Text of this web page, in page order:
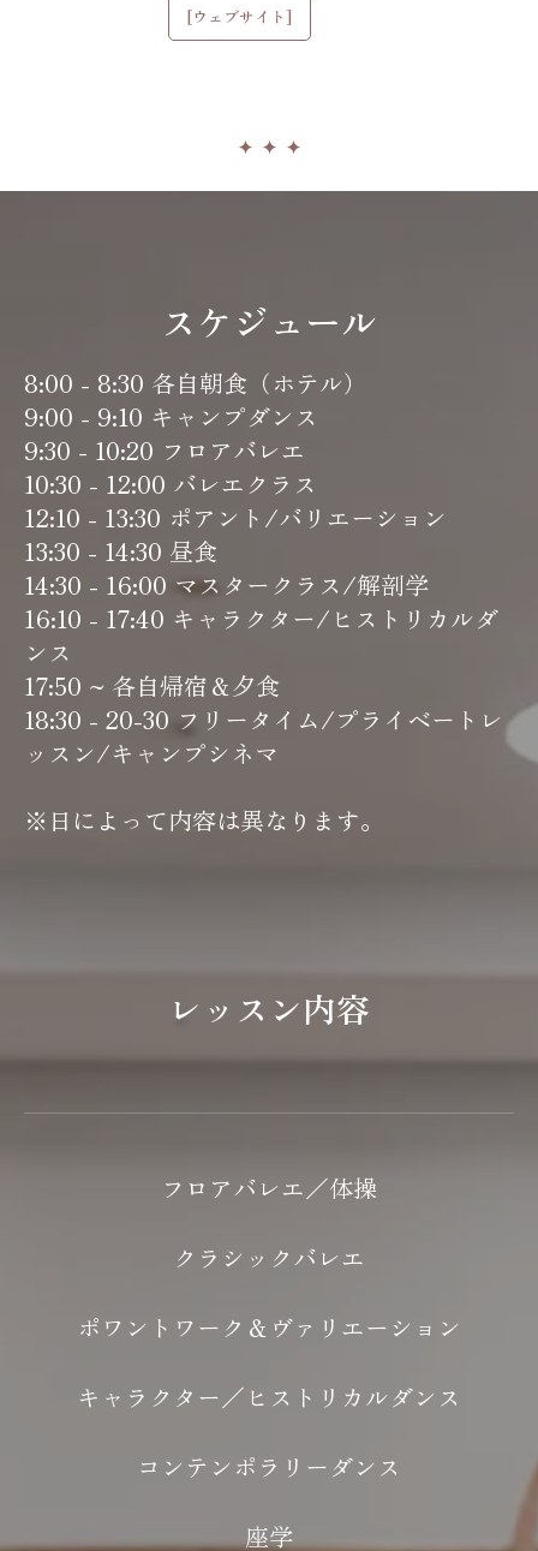
[ウェブサイト]
スケジュール
8:00 - 8:30 各自朝食（ホテル）
9:00 - 9:10 キャンプダンス
9:30 - 10:20 フロアバレエ
10:30 - 12:00 バレエクラス
12:10 - 13:30 ポアント/バリエーション
13:30 - 14:30 昼食
14:30 - 16:00 マスタークラス/解剖学
16:10 - 17:40 キャラクター/ヒストリカルダ
ンス
17:50 ~ 各自帰宿＆夕食
18:30 - 20-30 フリータイム/プライベートレ
ッスン/キャンプシネマ
※日によって内容は異なります。
レッスン内容
フロアバレエ／体操
クラシックバレエ
ポワントワーク＆ヴァリエーション
キャラクター／ヒストリカルダンス
コンテンポラリーダンス
座学